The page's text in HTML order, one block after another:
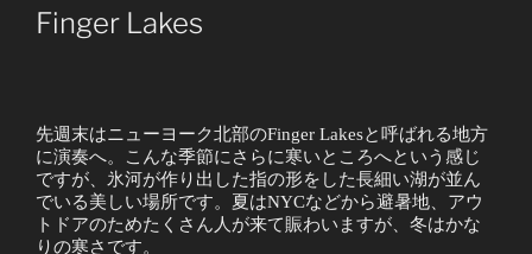
ON
Finger Lakes
先週末はニューヨーク北部のFinger Lakesと呼ばれる地方
に演奏へ。こんな季節にさらに寒いところへという感じ
ですが、氷河が作り出した指の形をした長細い湖が並ん
でいる美しい場所です。夏はNYCなどから避暑地、アウ
トドアのためたくさん人が来て賑わいますが、冬はかな
りの寒さです。